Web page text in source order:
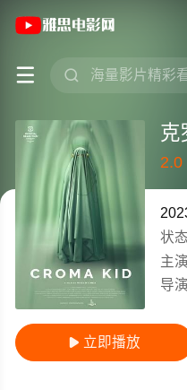
 
《克罗马小子》
克
2.0
很差 推荐力荐
状态
主演
导演
 立即播放